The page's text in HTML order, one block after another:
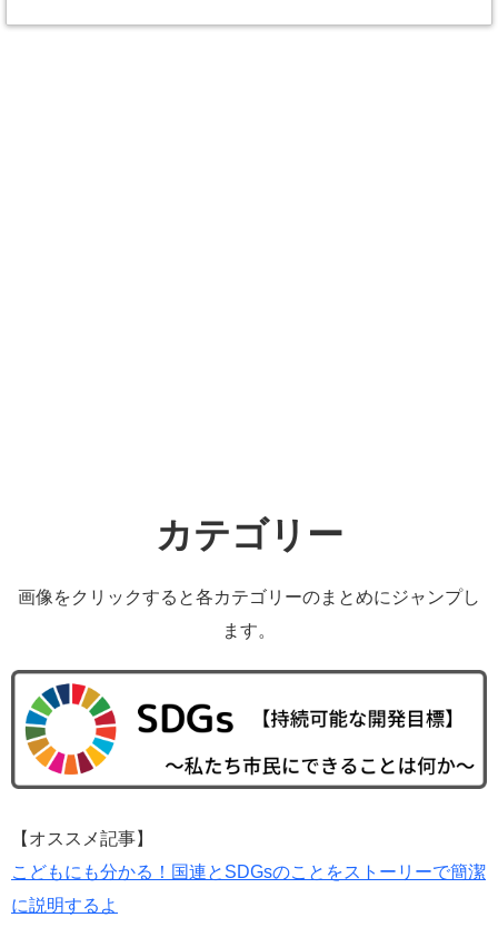
カテゴリー
画像をクリックすると各カテゴリーのまとめにジャンプし
ます。
【オススメ記事】
こどもにも分かる！国連とSDGsのことをストーリーで簡潔
に説明するよ